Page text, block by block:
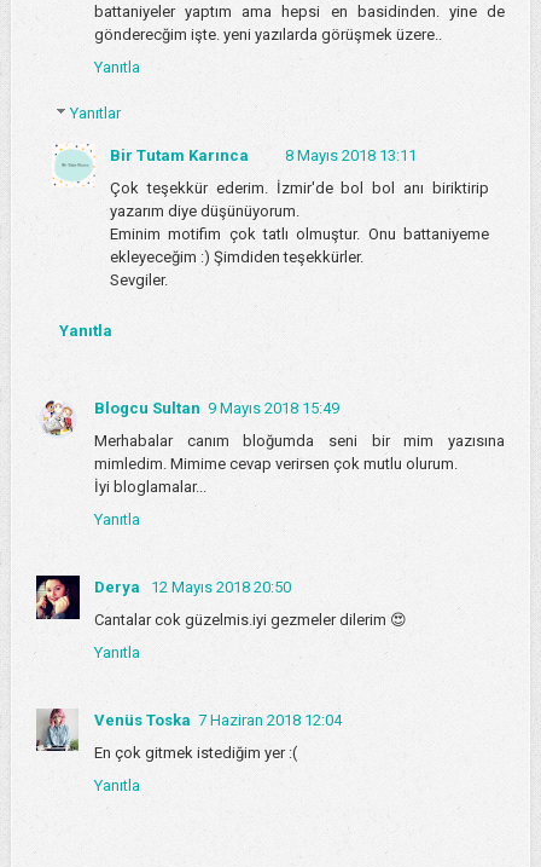
battaniyeler yaptım ama hepsi en basidinden. yine de
gönderecğim işte. yeni yazılarda görüşmek üzere..
Yanıtla
Yanıtlar
Bir Tutam Karınca
8 Mayıs 2018 13:11
Çok teşekkür ederim. İzmir'de bol bol anı biriktirip
yazarım diye düşünüyorum.
Eminim motifim çok tatlı olmuştur. Onu battaniyeme
ekleyeceğim :) Şimdiden teşekkürler.
Sevgiler.
Yanıtla
Blogcu Sultan 9 Mayıs 2018 15:49
Merhabalar canım bloğumda seni bir mim yazısına
mimledim. Mimime cevap verirsen çok mutlu olurum.
İyi bloglamalar...
Yanıtla
Derya
12 Mayıs 2018 20:50
Cantalar cok güzelmis.iyi gezmeler dilerim 😍
Yanıtla
Venüs Toska 7 Haziran 2018 12:04
En çok gitmek istediğim yer :(
Yanıtla